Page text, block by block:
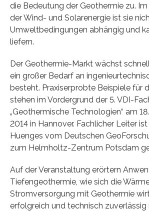
die Bedeutung der Geothermie zu.
der Wind- und Solarenergie ist sie
Umweltbedingungen abhängig und
liefern.
Der Geothermie-Markt wächst
ein großer Bedarf an
besteht. Praxiserprobte Beispiele für
stehen im Vordergrund der 5. VDI-
„Geothermische Technologien“ am
2014 in Hannover. Fachlicher Leiter ist
Huenges vom Deutschen
zum Helmholtz-Zentrum Potsdam
Auf der Veranstaltung erörtern
Tiefengeothermie, wie sich die
Stromversorgung mit Geothermie
erfolgreich und technisch zuverlässig